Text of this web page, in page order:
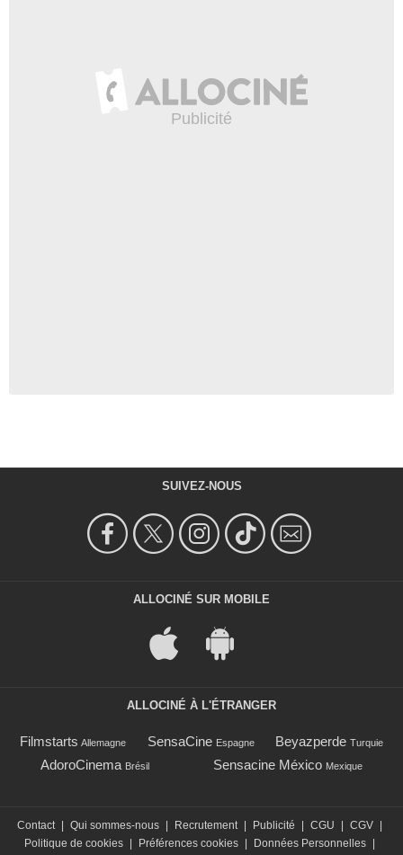
SUIVEZ-NOUS
ALLOCINÉ SUR MOBILE
ALLOCINÉ À L'ÉTRANGER
Filmstarts Allemagne SensaCine Espagne Beyazperde Turquie
AdoroCinema Brésil Sensacine México Mexique
Contact Qui sommes-nous Recrutement Publicité CGU CGV
Politique de cookies
Préférences cookies Données Personnelles